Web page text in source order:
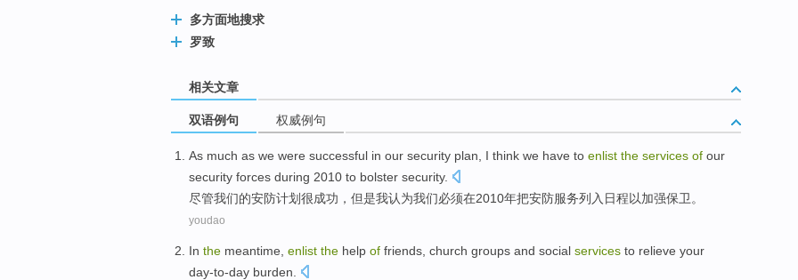
多方面地搜求
罗致
相关文章
双语例句 权威例句
As much as we were successful in our security plan I think we have to enlist the services of our
security forces during 2010 to bolster security.
尽管我们的安防计划很成功 ，但是我认为我们必须在2010年把安防服务列入日程以加强保卫。
youdao
In the meantime enlist the help of friends church groups and social services to relieve your
day-to-day burden